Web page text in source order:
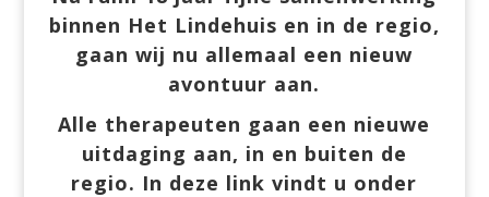
binnen Het Lindehuis en in de regio,
gaan wij nu allemaal een nieuw
avontuur aan.
Alle therapeuten gaan een nieuwe
uitdaging aan, in en buiten de
regio. In deze link vindt u onder